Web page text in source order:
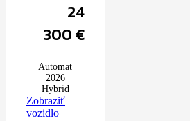
24
300 €
Automat
2026
Hybrid
Zobraziť
vozidlo